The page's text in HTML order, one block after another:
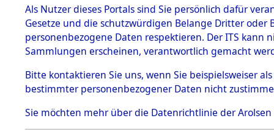
Effekten
1.2.9.1
Effekten aus
dem KZ
Dachau
Dokument
e
1.2.9.2
Effekten aus
dem KZ
Als Nutzer dieses Portals sind Sie persönlich dafür
Gesetze und die schutzwürdigen Belange Dritter
personenbezogene Daten respektieren. Der ITS
Sammlungen erscheinen, verantwortlich gemacht
Bitte kontaktieren Sie uns, wenn Sie beispielsweiser
bestimmter personenbezogener Daten nicht
Sie möchten mehr über die Datenrichtlinie der Arolsen